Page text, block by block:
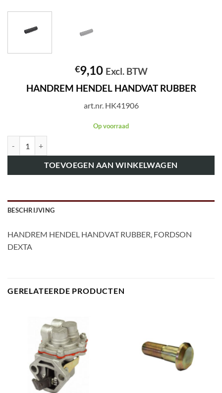
€9,10 Excl. BTW
HANDREM HENDEL HANDVAT RUBBER
art.nr. HK41906
Op voorraad
TOEVOEGEN AAN WINKELWAGEN
BESCHRIJVING
HANDREM HENDEL HANDVAT RUBBER, FORDSON
DEXTA
GERELATEERDE PRODUCTEN